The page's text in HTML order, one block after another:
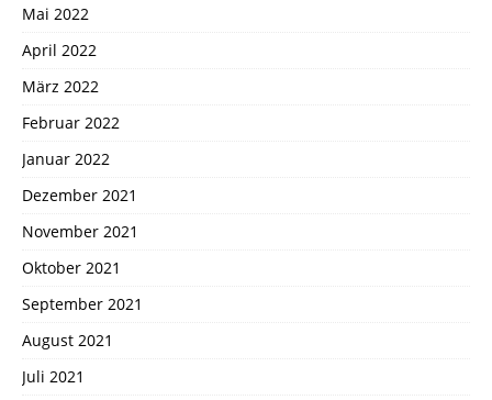
Mai 2022
April 2022
März 2022
Februar 2022
Januar 2022
Dezember 2021
November 2021
Oktober 2021
September 2021
August 2021
Juli 2021